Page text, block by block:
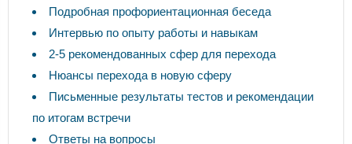
Подробная профориентационная беседа
Интервью по опыту работы и навыкам
2-5 рекомендованных сфер для перехода
Нюансы перехода в новую сферу
Письменные результаты тестов и рекомендации
по итогам встречи
Ответы на вопросы